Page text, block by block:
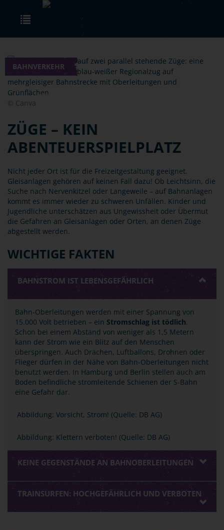
Skip to main content
BAHNVERKEHR
© Canva
ZÜGE – KEIN
ABENTEUERSPIELPLATZ
Nicht jeder Ort ist für die Freizeitgestaltung geeignet.
Gleisanlagen gehören auf keinen Fall dazu! Ob Leichtsinn, die
Suche nach Nervenkitzel oder Langeweile – auf Bahnanlagen
kommt es immer wieder zu schweren Unfällen. Kinder und
Jugendliche unterschätzen aus Ungewissheit oder Übermut
die Gefahren an Gleisanlagen oder Orten, an denen Züge
abgestellt werden.
WICHTIGE FAKTEN
BAHNSTROM IST LEBENSGEFÄHRLICH
Bahn-Oberleitungen werden mit einer Spannung von
15.000 Volt betrieben ­– ein Stromschlag ist tödlich.
Schon bei einem Abstand von weniger als 1,5 Metern
kann der Strom wie ein Blitz auf den Menschen
überspringen. Auch Drachen, Luftballons, Drohnen oder
Flieger dürfen in der Nähe von Bahn-Oberleitungen nicht
benutzt werden. In Hamburg und Berlin stellen auch am
Boden befindliche stromleitende Schienen der S-Bahn
eine Gefahr dar.
Abbildung: Vorsicht, Strom! (Quelle: DB AG)
Abbildung: Klettern verboten! (Quelle: DB AG)
KEINE GEGENSTÄNDE AN BAHNOBERLEITUNGEN
TRAINSURFEN: HOCHGEFÄHRLICH UND VERBOTEN